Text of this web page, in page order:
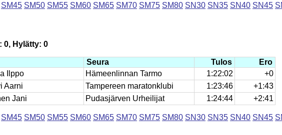
SM45 SM50 SM55 SM60 SM65 SM70 SM75 SM80 SN30 SN35 SN40 SN45
0, Hylätty: 0
Seura Tulos
Ero
Ilppo Hämeenlinnan Tarmo 1:22:02
+0
Aarni Tampereen maratonklubi 1:23:46
+1:43
Jani Pudasjärven Urheilijat 1:24:44 +2:41
SM45 SM50 SM55 SM60 SM65 SM70 SM75 SM80 SN30 SN35 SN40 SN45